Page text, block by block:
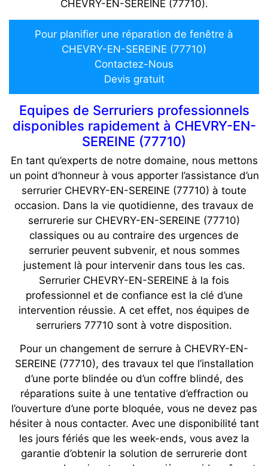
CHEVRY-EN-SEREINE (77710).
Pour planifier une réparation de fenêtre à
CHEVRY-EN-SEREINE (77710)
Contactez-Nous
Devis gratuit
Equipes de Serruriers professionnels
disponibles rapidement à CHEVRY-EN-
SEREINE (77710)
En tant qu’experts de notre domaine, nous mettons
un point d’honneur à vous apporter l’assistance d’un
serrurier CHEVRY-EN-SEREINE (77710) à toute
occasion. Dans la vie quotidienne, des travaux de
serrurerie sur CHEVRY-EN-SEREINE (77710)
classiques ou au contraire des urgences de
serrurier peuvent subvenir, et nous sommes
justement là pour intervenir dans tous les cas.
Serrurier CHEVRY-EN-SEREINE à la fois
professionnel et de confiance est la clé d’une
intervention réussie. A cet effet, nos équipes de
serruriers 77710 sont à votre disposition.
Pour un changement de serrure à CHEVRY-EN-
SEREINE (77710), des travaux tel que l’installation
d’une porte blindée ou d’un coffre blindé, des
réparations suite à une tentative d’effraction ou
l’ouverture d’une porte bloquée, vous ne devez pas
hésiter à nous contacter. Avec une disponibilité tant
les jours fériés que les week-ends, vous avez la
garantie d’obtenir la solution de serrurerie dont